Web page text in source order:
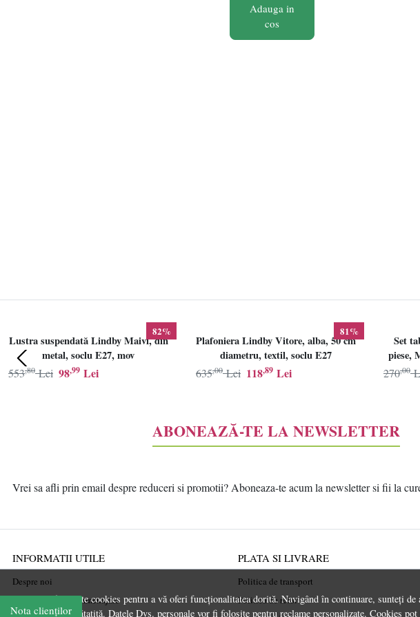
Adauga in
cos
Acest site folosește cookies pentru a vă oferi funcționalitatea dorită. Navigând în continuare, sunteți de
experiență îmbunătațită. Datele Dvs. personale vor fi folosite pentru reclame personalizate. Cookies
82%
Lustra suspendată Lindby Maivi, din
metal, soclu E27, mov
98,99 Lei
553,80 Lei
81%
Plafoniera Lindby Vitore, alba, 50 cm
diametru, textil, soclu E27
118,89 Lei
635,00 Lei
Set
piese,
270,00
ABONEAZĂ-TE LA NEWSLETTER
Vrei sa afli prin email despre reduceri si promotii? Aboneaza-te acum la newsletter si fii la
INFORMATII UTILE
Despre noi
Ghiduri și Idei de Amenajare
PLATA SI LIVRARE
Politica de transport
Politica de retur
Nota clienților